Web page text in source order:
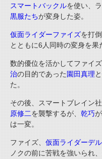
スマートバックルを使い、
黒服たちが変身した姿。
仮面ライダーファイズを打
とともに6人同時の変身を果
数的優位を活かしてファイズ
治の目的であった 園田真理と
た。
その後、スマートブレイン
原修二を襲撃するが、 乾巧
は一変。
ファイズ、 仮面ライダーデ
ノクの前に苦戦を強いられ